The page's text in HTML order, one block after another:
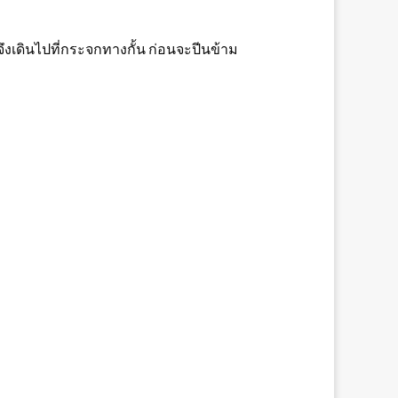
เดินไปที่กระจกทางกั้น ก่อนจะปีนข้าม